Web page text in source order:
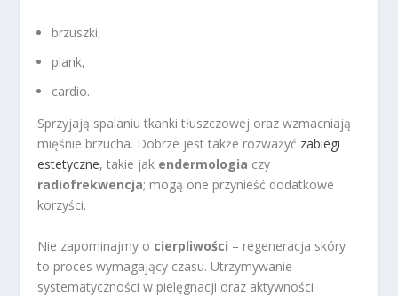
brzuszki,
plank,
cardio.
Sprzyjają spalaniu tkanki tłuszczowej oraz wzmacniają
mięśnie brzucha. Dobrze jest także rozważyć zabiegi
estetyczne, takie jak endermologia czy
radiofrekwencja; mogą one przynieść dodatkowe
korzyści.
Nie zapominajmy o cierpliwości – regeneracja skóry
to proces wymagający czasu. Utrzymywanie
systematyczności w pielęgnacji oraz aktywności